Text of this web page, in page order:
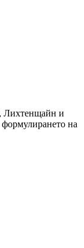
Лихтенщайн и
на